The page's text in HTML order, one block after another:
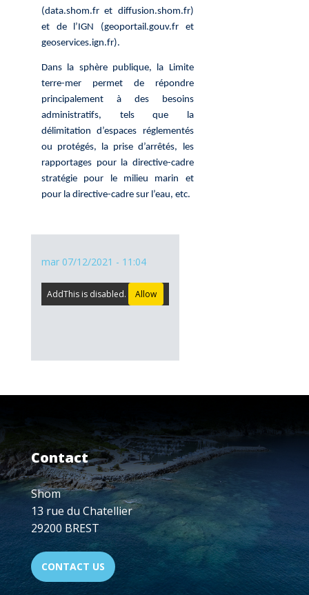
(data.shom.fr et diffusion.shom.fr)
et de l’IGN (geoportail.gouv.fr et
geoservices.ign.fr).
Dans la sphère publique, la Limite
terre-mer permet de répondre
principalement à des besoins
administratifs, tels que la
délimitation d’espaces réglementés
ou protégés, la prise d’arrêtés, les
rapportages pour la directive-cadre
stratégie pour le milieu marin et
pour la directive-cadre sur l’eau, etc.
mar 07/12/2021 - 11:04
AddThis is disabled. Allow
Contact
Shom
13 rue du Chatellier
29200 BREST
CONTACT US